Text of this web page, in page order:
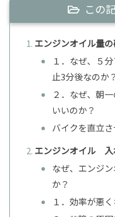
この
エンジンオイル量
１．なぜ、５
止3分後なのか？
２．なぜ、朝
いいのか？
バイクを直立
エンジンオイル 入
なぜ、エンジ
か？
１．効率が悪く